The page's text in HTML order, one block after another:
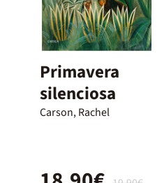
Primavera
silenciosa
Carson, Rachel